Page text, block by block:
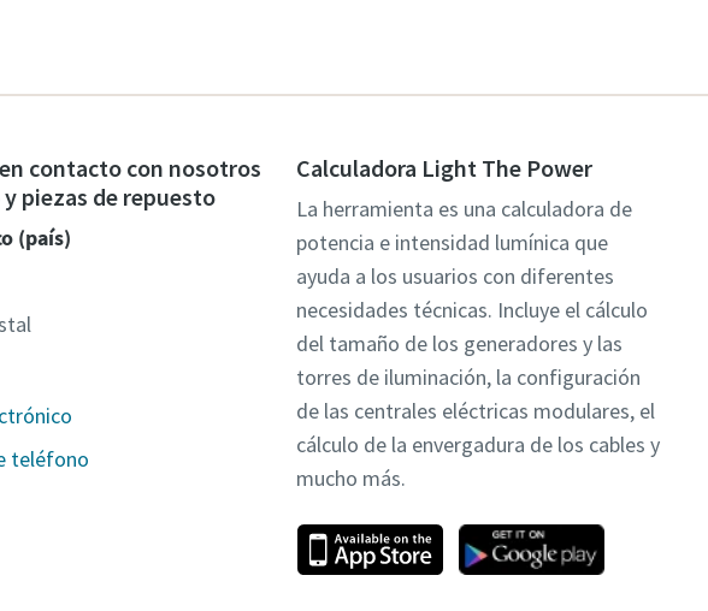
contacto con nosotros
piezas de repuesto
(país)
teléfono
Calculadora Light The Power
La herramienta es una calculadora de
potencia e intensidad lumínica que
ayuda a los usuarios con diferentes
necesidades técnicas. Incluye el cálculo
del tamaño de los generadores y las
torres de iluminación, la configuración
de las centrales eléctricas modulares, el
cálculo de la envergadura de los cables y
mucho más.